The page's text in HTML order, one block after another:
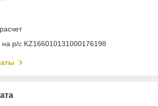
р/с KZ166010131000176198